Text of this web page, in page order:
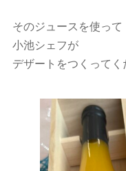
そのジュースを使って
小池シェフが
デザートをつくってく